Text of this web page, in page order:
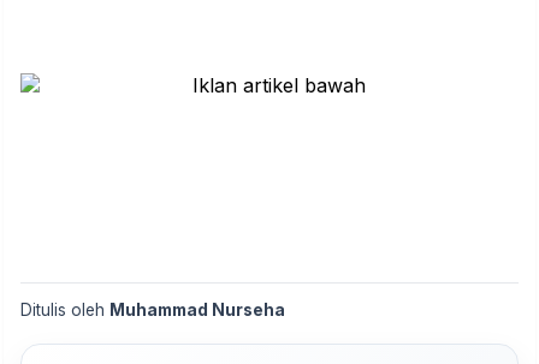
Ditulis oleh Muhammad Nurseha